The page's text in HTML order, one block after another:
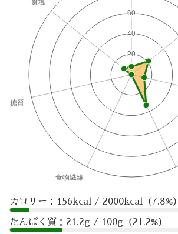
カロリー：156kcal / 2000kcal（7.8%）
たんぱく質：21.2g / 100g（21.2%）